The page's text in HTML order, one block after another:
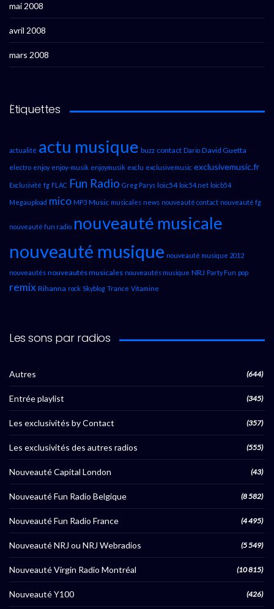
mai 2008
avril 2008
mars 2008
Étiquettes
actualité actu musique buzz contact Dario David Guetta
electro enjoy enjoy-musik enjoymusik exclu exclusivemusic exclusivemusic.fr
Exclusivité fg FLAC Fun Radio Greg Parys loic54 loic54.net loicb54
Megaupload mico MP3 Music musicales news nouveauté contact nouveauté fg
nouveauté fun radio nouveauté musicale
nouveauté musique nouveauté musique 2012
nouveautés nouveautés musicales nouveautés musique NRJ Party Fun pop
remix Rihanna rock Skyblog Trance Vitamine
Les sons par radios
Autres (644)
Entrée playlist (345)
Les exclusivités by Contact (357)
Les exclusivités des autres radios (555)
Nouveauté Capital London (43)
Nouveauté Fun Radio Belgique (8 582)
Nouveauté Fun Radio France (4 495)
Nouveauté NRJ ou NRJ Webradios (5 549)
Nouveauté Virgin Radio Montréal (10 815)
Nouveauté Y100 (426)